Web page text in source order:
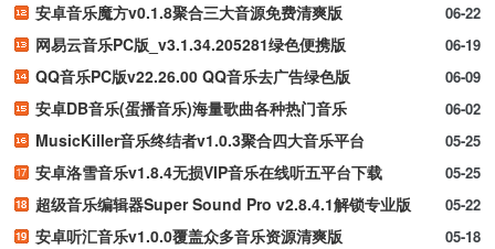
06-22
安卓音乐魔方v0.1.8聚合三大音源免费清爽版
06-19
网易云音乐PC版_v3.1.34.205281绿色便携版
06-09
QQ音乐PC版v22.26.00 QQ音乐去广告绿色版
06-02
安卓DB音乐(蛋播音乐)海量歌曲各种热门音乐
05-25
MusicKiller音乐终结者v1.0.3聚合四大音乐平台
05-25
安卓洛雪音乐v1.8.4无损VIP音乐在线听五平台下载
05-22
超级音乐编辑器Super Sound Pro v2.8.4.1解锁专业版
05-18
安卓听汇音乐v1.0.0覆盖众多音乐资源清爽版